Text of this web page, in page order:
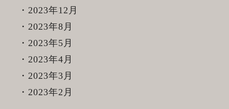
2023年12月
2023年8月
2023年5月
2023年4月
2023年3月
2023年2月